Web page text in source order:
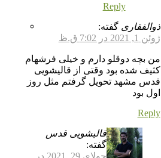
Reply
ذوالفقاری گفته:
ژوئن 1, 2021 در 7:02 ق.ظ
من بچه دوقلو دارم و خیلی فرشهام
کثیف شده بود وقتی از قالیشویی
قدس مشهد تحویل گرفتم مثل روز
اول بود
Reply
قالیشویی قدس
گفته:
جولای 29, 2021 در